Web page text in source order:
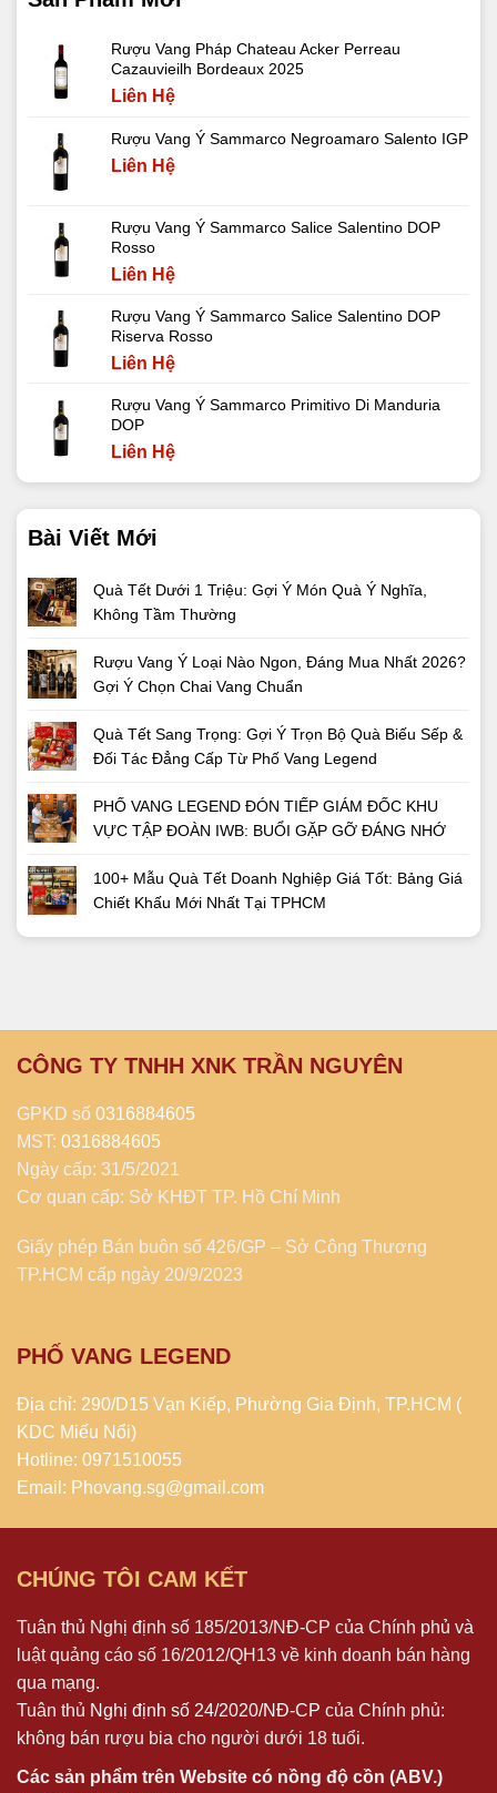
Rượu Vang Pháp Chateau Acker Perreau
Cazauvieilh Bordeaux 2025
Liên Hệ
Rượu Vang Ý Sammarco Negroamaro Salento IGP
Liên Hệ
Rượu Vang Ý Sammarco Salice Salentino DOP
Rosso
Liên Hệ
Rượu Vang Ý Sammarco Salice Salentino DOP
Riserva Rosso
Liên Hệ
Rượu Vang Ý Sammarco Primitivo Di Manduria
DOP
Liên Hệ
Bài Viết Mới
Quà Tết Dưới 1 Triệu: Gợi Ý Món Quà Ý Nghĩa,
Không Tầm Thường
Rượu Vang Ý Loại Nào Ngon, Đáng Mua Nhất 2026?
Gợi Ý Chọn Chai Vang Chuẩn
Quà Tết Sang Trọng: Gợi Ý Trọn Bộ Quà Biếu Sếp &
Đối Tác Đẳng Cấp Từ Phố Vang Legend
PHỐ VANG LEGEND ĐÓN TIẾP GIÁM ĐỐC KHU
VỰC TẬP ĐOÀN IWB: BUỔI GẶP GỠ ĐÁNG NHỚ
100+ Mẫu Quà Tết Doanh Nghiệp Giá Tốt: Bảng Giá
Chiết Khấu Mới Nhất Tại TPHCM
CÔNG TY TNHH XNK TRẦN NGUYÊN
GPKD số 0316884605
MST: 0316884605
Ngày cấp: 31/5/2021
Cơ quan cấp: Sở KHĐT TP. Hồ Chí Minh
Giấy phép Bán buôn số 426/GP – Sở Công Thương
TP.HCM cấp ngày 20/9/2023
PHỐ VANG LEGEND
Địa chỉ: 290/D15 Vạn Kiếp, Phường Gia Định, TP.HCM (
KDC Miếu Nổi)
Hotline: 0971510055
Email: Phovang.sg@gmail.com
CHÚNG TÔI CAM KẾT
Tuân thủ Nghị định số 185/2013/NĐ-CP của Chính phủ và
luật quảng cáo số 16/2012/QH13 về kinh doanh bán hàng
qua mạng.
Tuân thủ Nghị định số 24/2020/NĐ-CP của Chính phủ:
không bán rượu bia cho người dưới 18 tuổi.
Các sản phẩm trên Website có nồng độ cồn (ABV.)